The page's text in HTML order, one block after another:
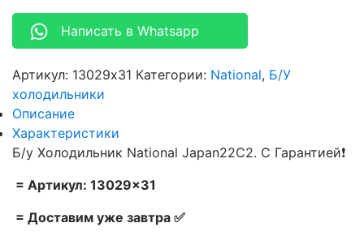
Написать в Whatsapp
Артикул: 13029x31 Категории: National, Б/У
холодильники
Описание
Характеристики
Б/у Холодильник National Japan22C2. С Гарантией❗
= Артикул: 13029×31
= Доставим уже завтра ✅